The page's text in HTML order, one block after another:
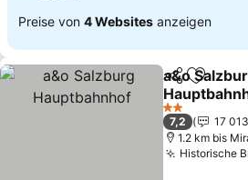
Preise von 4 Websites anzeigen
TeilenZu
a&o
Preise
2 Sterne
7,2
17
1.2 km bis
Historische